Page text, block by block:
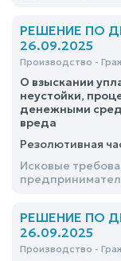
РЕШЕНИЕ ПО
26.09.2025
Производство -
О взыскании
неустойки,
денежными
вреда
Резолютивная
Исковые
РЕШЕНИЕ ПО
26.09.2025
Производство -